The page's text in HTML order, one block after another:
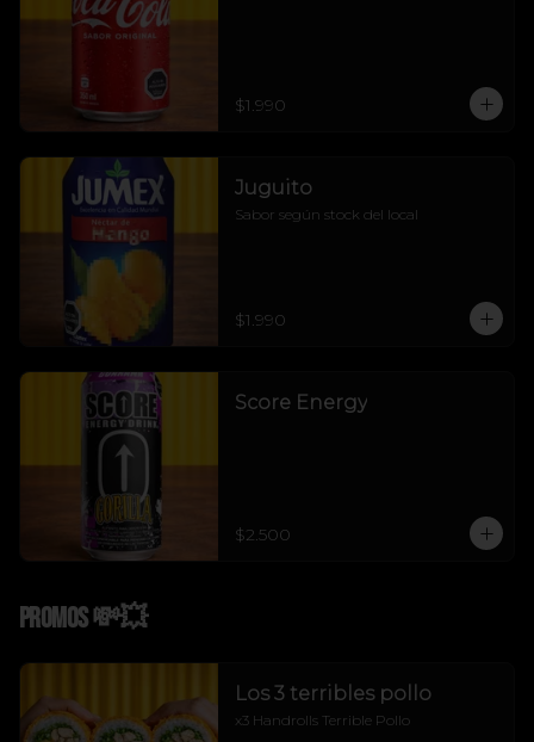
$1.990
Juguito
Sabor según stock del local
$1.990
Score Energy
$2.500
Promos 💸💥
Los 3 terribles pollo
x3 Handrolls Terrible Pollo